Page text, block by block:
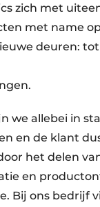
zich met
met name
deuren:
we allebei in
en de klant
het delen
en
Bij ons